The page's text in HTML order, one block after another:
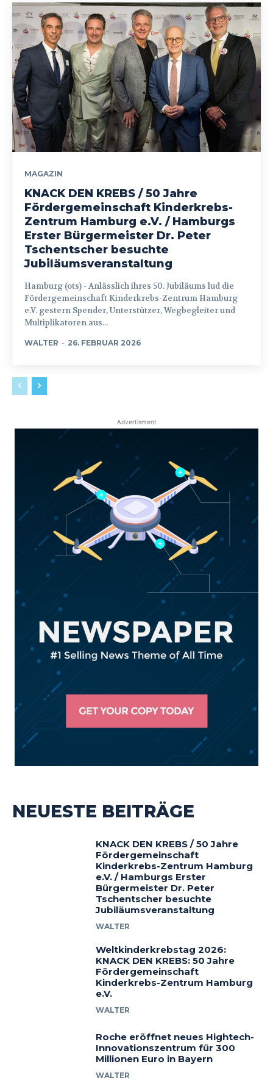
MAGAZIN
KNACK DEN KREBS / 50 Jahre
Fördergemeinschaft Kinderkrebs-
Zentrum Hamburg e.V. / Hamburgs
Erster Bürgermeister Dr. Peter
Tschentscher besuchte
Jubiläumsveranstaltung
Hamburg (ots) - Anlässlich ihres 50. Jubiläums lud die
Fördergemeinschaft Kinderkrebs-Zentrum Hamburg
e.V. gestern Spender, Unterstützer, Wegbegleiter und
Multiplikatoren aus...
WALTER - 26. FEBRUAR 2026
Advertisment
NEUESTE BEITRÄGE
KNACK DEN KREBS / 50 Jahre
Fördergemeinschaft
Kinderkrebs-Zentrum Hamburg
e.V. / Hamburgs Erster
Bürgermeister Dr. Peter
Tschentscher besuchte
Jubiläumsveranstaltung
WALTER
Weltkinderkrebstag 2026:
KNACK DEN KREBS: 50 Jahre
Fördergemeinschaft
Kinderkrebs-Zentrum Hamburg
e.V.
WALTER
Roche eröffnet neues Hightech-
Innovationszentrum für 300
Millionen Euro in Bayern
WALTER